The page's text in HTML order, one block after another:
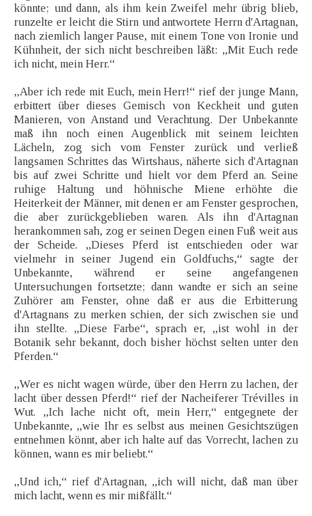
könnte; und dann, als ihm kein Zweifel mehr übrig blieb,
runzelte er leicht die Stirn und antwortete Herrn d'Artagnan,
nach ziemlich langer Pause, mit einem Tone von Ironie und
Kühnheit, der sich nicht beschreiben läßt: „Mit Euch rede
ich nicht, mein Herr.“
„Aber ich rede mit Euch, mein Herr!“ rief der junge Mann,
erbittert über dieses Gemisch von Keckheit und guten
Manieren, von Anstand und Verachtung. Der Unbekannte
maß ihn noch einen Augenblick mit seinem leichten
Lächeln, zog sich vom Fenster zurück und verließ
langsamen Schrittes das Wirtshaus, näherte sich d'Artagnan
bis auf zwei Schritte und hielt vor dem Pferd an. Seine
ruhige Haltung und höhnische Miene erhöhte die
Heiterkeit der Männer, mit denen er am Fenster gesprochen,
die aber zurückgeblieben waren. Als ihn d'Artagnan
herankommen sah, zog er seinen Degen einen Fuß weit aus
der Scheide. „Dieses Pferd ist entschieden oder war
vielmehr in seiner Jugend ein Goldfuchs,“ sagte der
Unbekannte, während er seine angefangenen
Untersuchungen fortsetzte; dann wandte er sich an seine
Zuhörer am Fenster, ohne daß er aus die Erbitterung
d'Artagnans zu merken schien, der sich zwischen sie und
ihn stellte. „Diese Farbe“, sprach er, „ist wohl in der
Botanik sehr bekannt, doch bisher höchst selten unter den
Pferden.“
„Wer es nicht wagen würde, über den Herrn zu lachen, der
lacht über dessen Pferd!“ rief der Nacheiferer Trévilles in
Wut. „Ich lache nicht oft, mein Herr,“ entgegnete der
Unbekannte, „wie Ihr es selbst aus meinen Gesichtszügen
entnehmen könnt, aber ich halte auf das Vorrecht, lachen zu
können, wann es mir beliebt.“
„Und ich,“ rief d'Artagnan, „ich will nicht, daß man über
mich lacht, wenn es mir mißfällt.“